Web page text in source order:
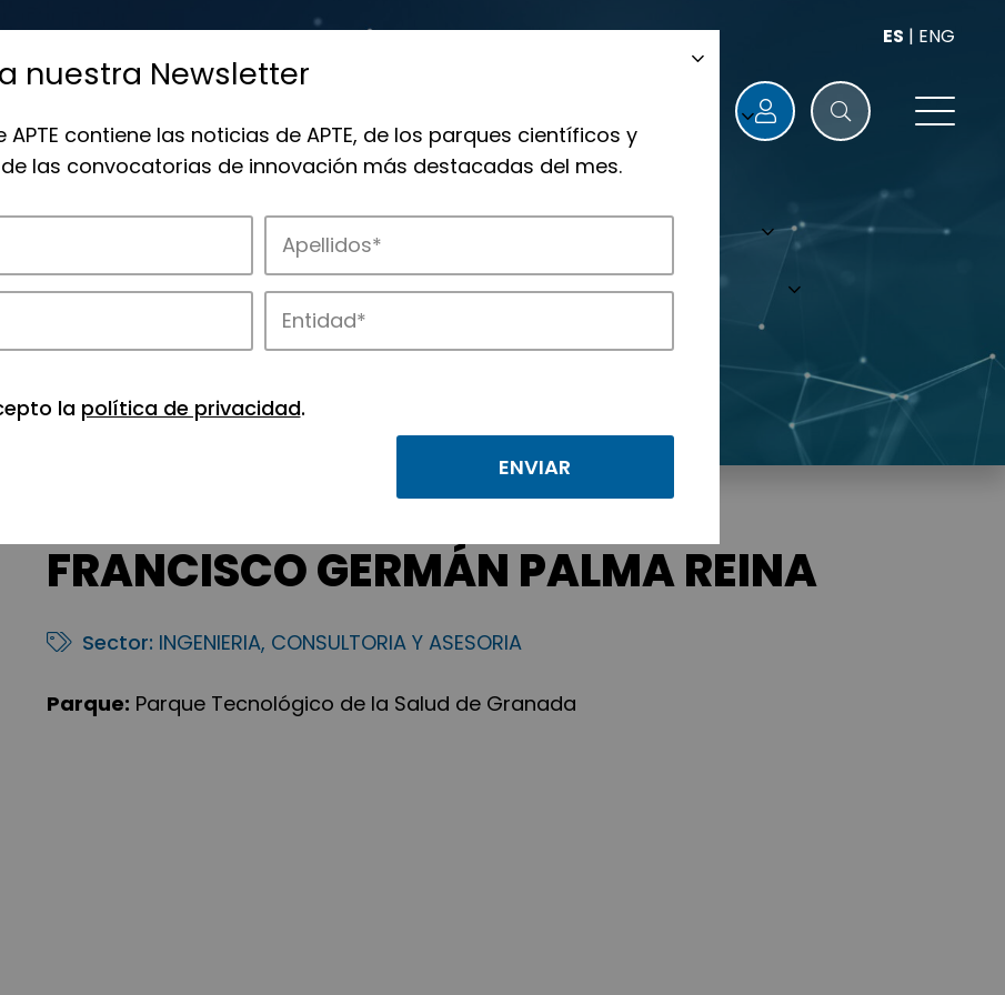
ES | ENG
la innovación en los parques de APTE.
FRANCISCO GERMÁN PALMA REINA
Sector: INGENIERIA, CONSULTORIA Y ASESORIA
Parque: Parque Tecnológico de la Salud de Granada
nuestra Newsletter
APTE contiene las noticias de APTE, de los parques científicos y
las convocatorias de innovación más destacadas del mes.
la política de privacidad.